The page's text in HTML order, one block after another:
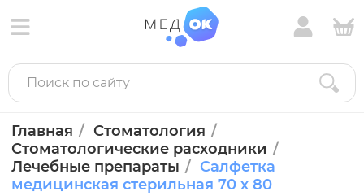
Главная
Стоматология
Стоматологические расходники
Лечебные препараты
Салфетка
медицинская стерильная 70 х 80